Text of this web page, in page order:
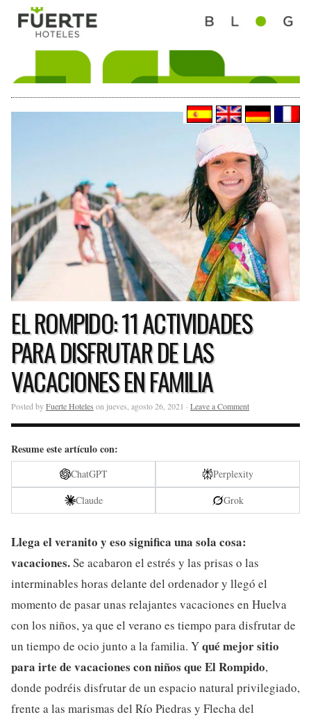
EL ROMPIDO: 11 ACTIVIDADES
PARA DISFRUTAR DE LAS
VACACIONES EN FAMILIA
Posted byFuerte Hoteles on jueves, agosto 26, 2021 · Leave a Comment
Resume este artículo con:
ChatGPT
Perplexity
Claude
Grok
Llega el veranito y eso significa una sola cosa:
vacaciones.Se acabaron el estrés y las prisas o las
interminables horas delante del ordenador y llegó el
momento de pasar unas relajantes vacaciones en Huelva
con los niños, ya que el verano es tiempo para disfrutar de
un tiempo de ocio junto a la familia. Yqué mejor sitio
para irte de vacaciones con niños que El Rompido,
donde podréis disfrutar de un espacio natural privilegiado,
frente a las marismas del Río Piedras y Flecha del